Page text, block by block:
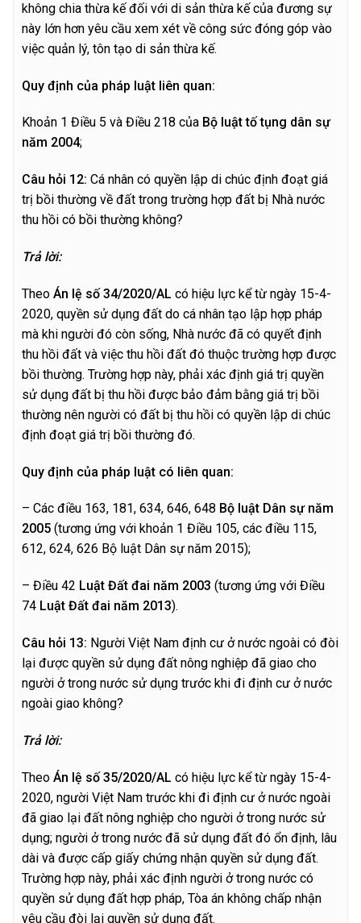
không chia thừa kế đối với di sản thừa kế của đương sự
này lớn hơn yêu cầu xem xét về công sức đóng góp vào
việc quản lý, tôn tạo di sản thừa kế.
Quy định của pháp luật liên quan:
Khoản 1 Điều 5 và Điều 218 của Bộ luật tố tụng dân sự
năm 2004;
Câu hỏi 12: Cá nhân có quyền lập di chúc định đoạt giá
trị bồi thường về đất trong trường hợp đất bị Nhà nước
thu hồi có bồi thường không?
Trả lời:
Theo Án lệ số 34/2020/AL có hiệu lực kể từ ngày 15-4-
2020, quyền sử dụng đất do cá nhân tạo lập hợp pháp
mà khi người đó còn sống, Nhà nước đã có quyết định
thu hồi đất và việc thu hồi đất đó thuộc trường hợp được
bồi thường. Trường hợp này, phải xác định giá trị quyền
sử dụng đất bị thu hồi được bảo đảm bằng giá trị bồi
thường nên người có đất bị thu hồi có quyền lập di chúc
định đoạt giá trị bồi thường đó.
Quy định của pháp luật có liên quan:
– Các điều 163, 181, 634, 646, 648 Bộ luật Dân sự năm
2005 (tương ứng với khoản 1 Điều 105, các điều 115,
612, 624, 626 Bộ luật Dân sự năm 2015);
– Điều 42 Luật Đất đai năm 2003 (tương ứng với Điều
74 Luật Đất đai năm 2013).
Câu hỏi 13: Người Việt Nam định cư ở nước ngoài có đòi
lại được quyền sử dụng đất nông nghiệp đã giao cho
người ở trong nước sử dụng trước khi đi định cư ở nước
ngoài giao không?
Trả lời:
Theo Án lệ số 35/2020/AL có hiệu lực kể từ ngày 15-4-
2020, người Việt Nam trước khi đi định cư ở nước ngoài
đã giao lại đất nông nghiệp cho người ở trong nước sử
dụng; người ở trong nước đã sử dụng đất đó ổn định, lâu
dài và được cấp giấy chứng nhận quyền sử dụng đất.
Trường hợp này, phải xác định người ở trong nước có
quyền sử dụng đất hợp pháp, Tòa án không chấp nhận
yêu cầu đòi lại quyền sử dụng đất.